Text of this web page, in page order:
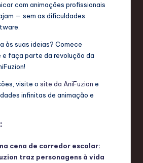
com animações profissionais
— sem as dificuldades
às suas ideias? Comece
faça parte da revolução da
visite o site da AniFuzion e
infinitas de animação e
cena de corredor escolar:
traz personagens à vida